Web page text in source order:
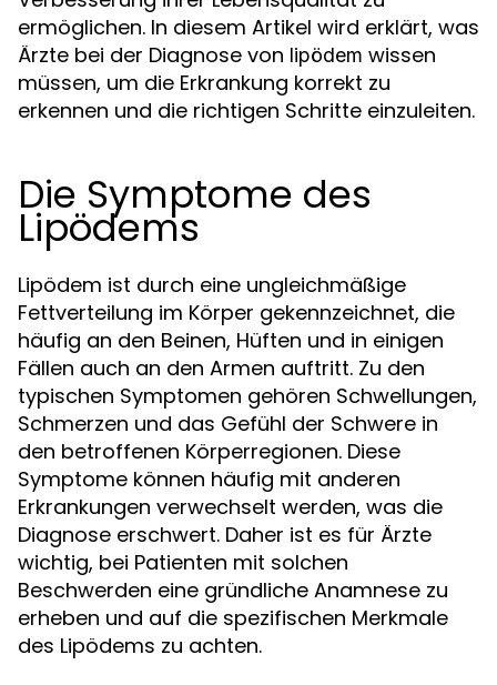
ermöglichen. In diesem Artikel wird erklärt, was
Ärzte bei der Diagnose von lipödem wissen
müssen, um die Erkrankung korrekt zu
erkennen und die richtigen Schritte einzuleiten.
Die Symptome des
Lipödems
Lipödem ist durch eine ungleichmäßige
Fettverteilung im Körper gekennzeichnet, die
häufig an den Beinen, Hüften und in einigen
Fällen auch an den Armen auftritt. Zu den
typischen Symptomen gehören Schwellungen,
Schmerzen und das Gefühl der Schwere in
den betroffenen Körperregionen. Diese
Symptome können häufig mit anderen
Erkrankungen verwechselt werden, was die
Diagnose erschwert. Daher ist es für Ärzte
wichtig, bei Patienten mit solchen
Beschwerden eine gründliche Anamnese zu
erheben und auf die spezifischen Merkmale
des Lipödems zu achten.